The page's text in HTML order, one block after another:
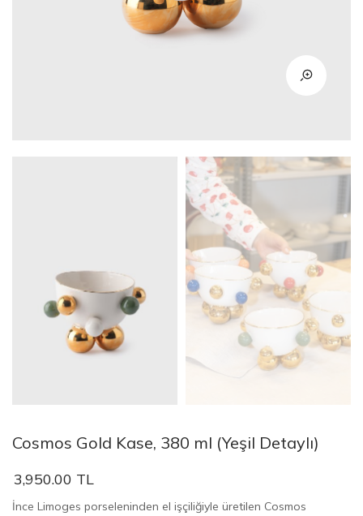
Cosmos Gold Kase, 380 ml (Yeşil Detaylı)
3,950.00 TL
İnce Limoges porseleninden el işçiliğiyle üretilen Cosmos